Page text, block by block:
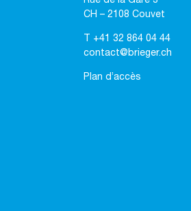
CH – 2108 Couvet
+41 32 864 04 44
contact@brieger.ch
Plan d’accès